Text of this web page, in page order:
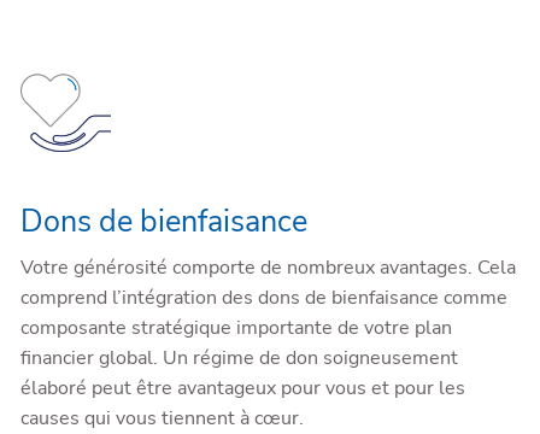
Dons de bienfaisance
Votre générosité comporte de nombreux avantages. Cela
comprend l’intégration des dons de bienfaisance comme
composante stratégique importante de votre plan
financier global. Un régime de don soigneusement
élaboré peut être avantageux pour vous et pour les
causes qui vous tiennent à cœur.